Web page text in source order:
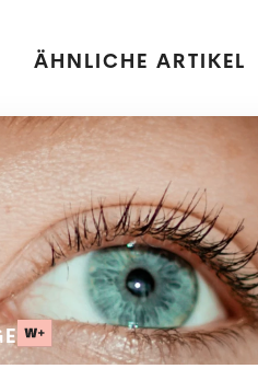
ÄHNLICHE ARTIKEL